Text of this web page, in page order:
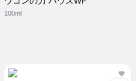
100ml